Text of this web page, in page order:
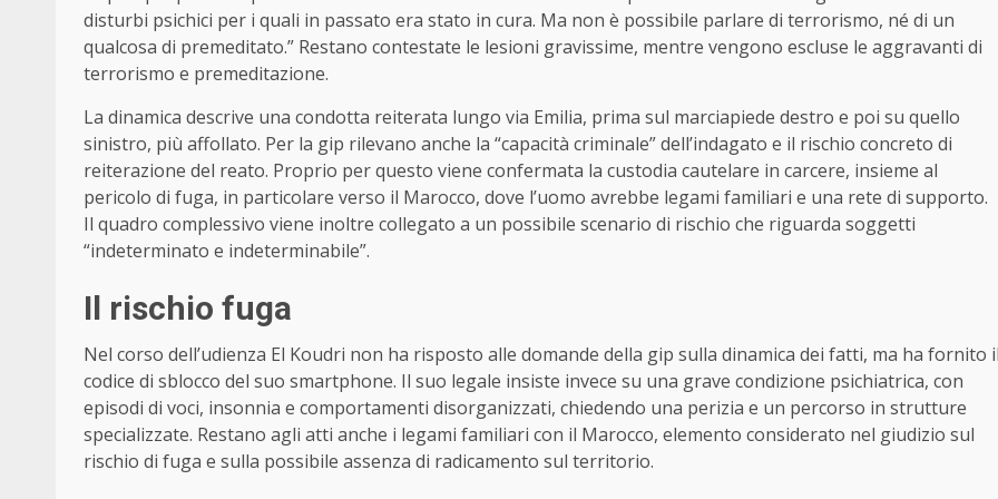
disturbi psichici per i quali in passato era stato in cura. Ma non è possibile parlare di terrorismo, né di un
qualcosa di premeditato.” Restano contestate le lesioni gravissime, mentre vengono escluse le aggravanti di
terrorismo e premeditazione.
La dinamica descrive una condotta reiterata lungo via Emilia, prima sul marciapiede destro e poi su quello
sinistro, più affollato. Per la gip rilevano anche la “capacità criminale” dell’indagato e il rischio concreto di
reiterazione del reato. Proprio per questo viene confermata la custodia cautelare in carcere, insieme al
pericolo di fuga, in particolare verso il Marocco, dove l’uomo avrebbe legami familiari e una rete di supporto.
Il quadro complessivo viene inoltre collegato a un possibile scenario di rischio che riguarda soggetti
“indeterminato e indeterminabile”.
Il rischio fuga
Nel corso dell’udienza El Koudri non ha risposto alle domande della gip sulla dinamica dei fatti, ma ha fornito
codice di sblocco del suo smartphone. Il suo legale insiste invece su una grave condizione psichiatrica, con
episodi di voci, insonnia e comportamenti disorganizzati, chiedendo una perizia e un percorso in strutture
specializzate. Restano agli atti anche i legami familiari con il Marocco, elemento considerato nel giudizio sul
rischio di fuga e sulla possibile assenza di radicamento sul territorio.